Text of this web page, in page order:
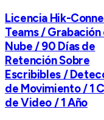
Licencia Hik-
Teams / Grabación
Nube / 90 Días de
Retención Sobre
Escribibles /
de Movimiento / 1
de Video / 1 Año